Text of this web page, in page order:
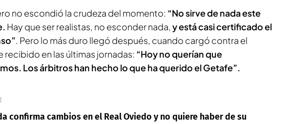
no escondió la crudeza del momento: “No sirve de nada este
Hay que ser realistas, no esconder nada, y está casi certificado el
. Pero lo más duro llegó después, cuando cargó contra el
recibido en las últimas jornadas: “Hoy no querían que
Los árbitros han hecho lo que ha querido el Getafe”.
confirma cambios en el Real Oviedo y no quiere haber de su